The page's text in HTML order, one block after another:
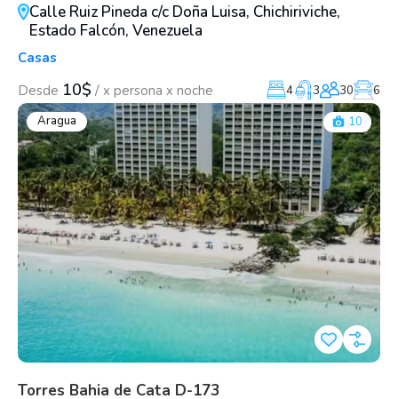
Calle Ruiz Pineda c/c Doña Luisa, Chichiriviche,
Estado Falcón, Venezuela
Casas
Desde 10$ / x persona x noche 4 3 30
6
Aragua
10
Torres Bahia de Cata D-173